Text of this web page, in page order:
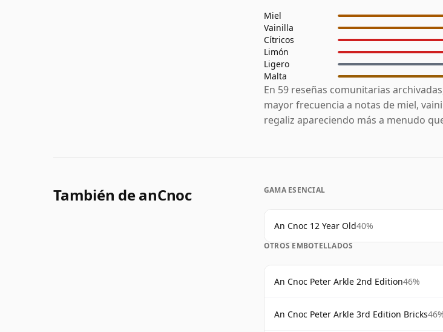
Miel
Vainilla
Cítricos
Limón
Ligero
Malta
En 59 reseñas comunitarias
mayor frecuencia a notas de miel,
regaliz apareciendo más a menudo
También de anCnoc GAMA ESENCIAL
An Cnoc 12 Year Old40%
OTROS EMBOTELLADOS
An Cnoc Peter Arkle 2nd Edition46%
An Cnoc Peter Arkle 3rd Edition Bricks